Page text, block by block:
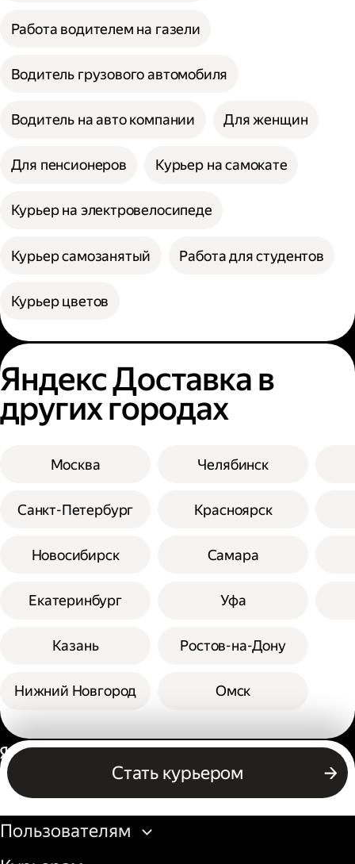
Работа водителем на газели
Водитель грузового автомобиля
Водитель на авто компании Для женщин
Для пенсионеров Курьер на самокате
Курьер на электровелосипеде
Курьер самозанятый Работа для студентов
Курьер цветов
Яндекс Доставка в
других городах
Москва
Санкт-Петербург
Новосибирск
Екатеринбург
Казань
Нижний Новгород
Челябинск
Красноярск
Самара
Уфа
Ростов-на-Дону
Омск
Стать курьером
Россия
Бизнесу
Пользователям